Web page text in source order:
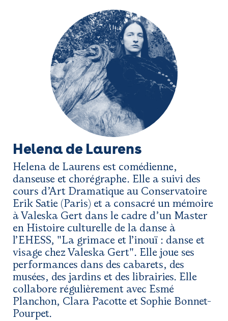
Helena de Laurens
Helena de Laurens est comédienne,
danseuse et chorégraphe. Elle a suivi des
cours d’Art Dramatique au Conservatoire
Erik Satie (Paris) et a consacré un mémoire
à Valeska Gert dans le cadre d’un Master
en Histoire culturelle de la danse à
l’EHESS, "La grimace et l’inouï : danse et
visage chez Valeska Gert". Elle joue ses
performances dans des cabarets, des
musées, des jardins et des librairies. Elle
collabore régulièrement avec Esmé
Planchon, Clara Pacotte et Sophie Bonnet-
Pourpet.